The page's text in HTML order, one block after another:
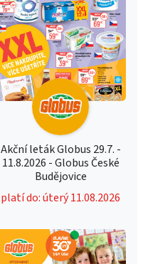
Akční leták Globus 29.7. -
11.8.2026 - Globus České
Budějovice
platí do: úterý 11.08.2026